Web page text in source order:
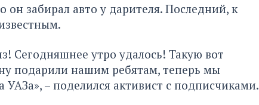
забирал авто у дарителя. Последний, к
Сегодняшнее утро удалось! Такую вот
подарили нашим ребятам, теперь мы
– поделился активист с подписчиками.